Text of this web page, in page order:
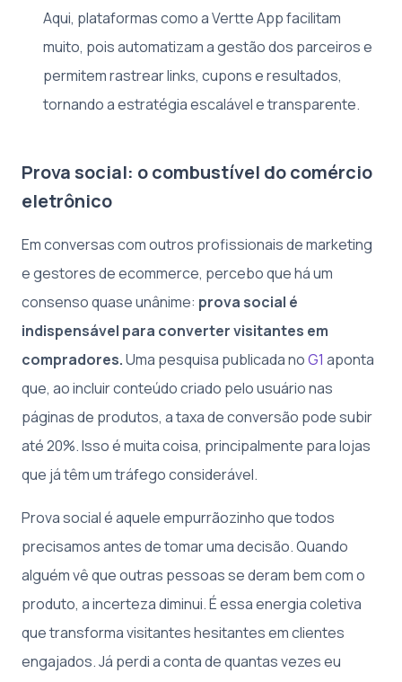
Aqui, plataformas como a Vertte App facilitam
muito, pois automatizam a gestão dos parceiros e
permitem rastrear links, cupons e resultados,
tornando a estratégia escalável e transparente.
Prova social: o combustível do comércio
eletrônico
Em conversas com outros profissionais de marketing
e gestores de ecommerce, percebo que há um
consenso quase unânime: prova social é
indispensável para converter visitantes em
compradores.Uma pesquisa publicada noG1 aponta
que, ao incluir conteúdo criado pelo usuário nas
páginas de produtos, a taxa de conversão pode subir
até 20%. Isso é muita coisa, principalmente para lojas
que já têm um tráfego considerável.
Prova social é aquele empurrãozinho que todos
precisamos antes de tomar uma decisão. Quando
alguém vê que outras pessoas se deram bem com o
produto, a incerteza diminui. É essa energia coletiva
que transforma visitantes hesitantes em clientes
engajados. Já perdi a conta de quantas vezes eu